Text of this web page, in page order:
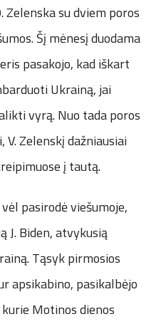
Zelenska su dviem poros
Šį mėnesį duodama
pasakojo, kad iškart
Ukrainą, jai
vyrą. Nuo tada poros
Zelenskį dažniausiai
į tautą.
pasirodė viešumoje,
J. Biden, atvykusią
Tąsyk pirmosios
apsikabino, pasikalbėjo
Motinos dienos